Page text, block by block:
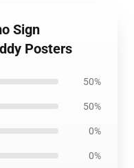
Sign
Posters
50%
50%
0%
0%